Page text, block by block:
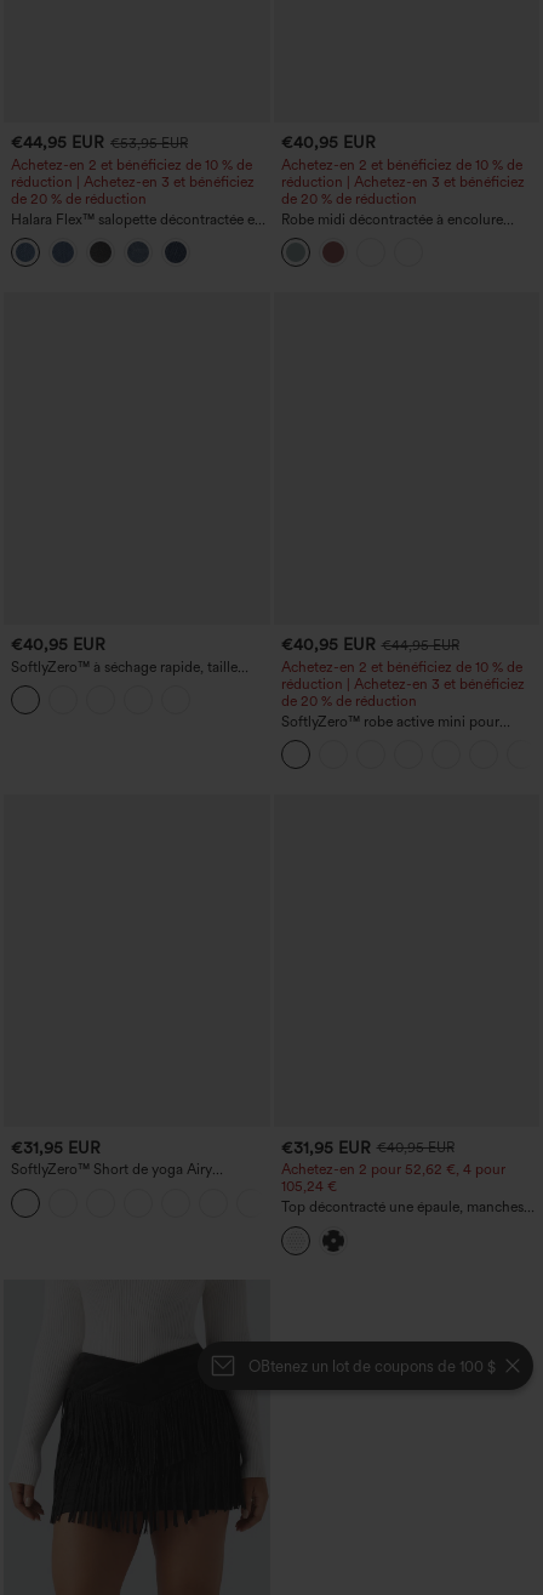
OBtenez un lot de coupons de 100 $
€44,95 EUR €53,95 EUR
Achetez-en 2 et bénéficiez de 10 % de
réduction | Achetez-en 3 et bénéficiez
de 20 % de réduction
Halara Flex™ salopette décontractée en
denim délavé à encolure carrée avec
poches
€40,95 EUR
Achetez-en 2 et bénéficiez de 10 % de
réduction | Achetez-en 3 et bénéficiez
de 20 % de réduction
Robe midi décontractée à encolure
ronde, sans manches, avec soutien-
gorge intégré et ourlet à volants
€40,95 EUR
SoftlyZero™ à séchage rapide, taille
haute, effet ventre plat, points
réfléchissants, ourlet croisé, short de
running 2-en-1 5'' avec poches
€40,95 EUR €44,95 EUR
Achetez-en 2 et bénéficiez de 10 % de
réduction | Achetez-en 3 et bénéficiez
de 20 % de réduction
SoftlyZero™ robe active mini pour
danse, 2-en-1 avec poche, encolure en U
aérienne InstantCool — super facile
€31,95 EUR
SoftlyZero™ Short de yoga Airy
Crossover, taille haute, 2-en-1,
InstantCool, 3'' avec poches
+11
€31,95 EUR €40,95 EUR
Achetez-en 2 pour 52,62 €, 4 pour
105,24 €
Top décontracté une épaule, manches
courtes, ourlet arrondi hi-low,
soutien‑gorge intégré, motif à pois